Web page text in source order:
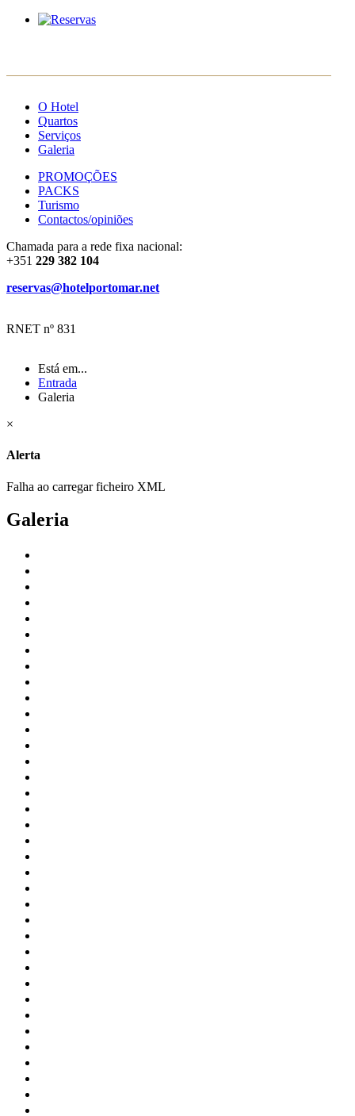
O Hotel
Quartos
Serviços
Galeria
PROMOÇÕES
PACKS
Turismo
Contactos/opiniões
Chamada para a rede fixa nacional:
+351 229 382 104
reservas@hotelportomar.net
RNET nº 831
Está em...
Entrada
Galeria
×
Alerta
Falha ao carregar ficheiro XML
Galeria